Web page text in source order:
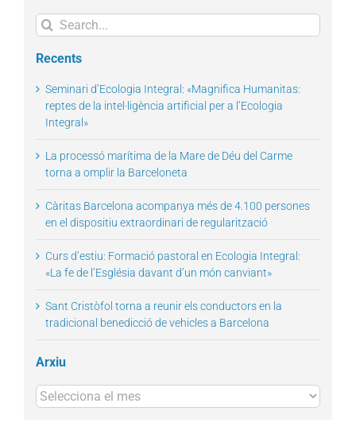
Search
for:
Recents
Seminari d’Ecologia Integral: «Magnifica Humanitas:
reptes de la intel·ligència artificial per a l’Ecologia
Integral»
La processó marítima de la Mare de Déu del Carme
torna a omplir la Barceloneta
Càritas Barcelona acompanya més de 4.100 persones
en el dispositiu extraordinari de regularització
Curs d’estiu: Formació pastoral en Ecologia Integral:
«La fe de l’Església davant d’un món canviant»
Sant Cristòfol torna a reunir els conductors en la
tradicional benedicció de vehicles a Barcelona
Arxiu
Arxius